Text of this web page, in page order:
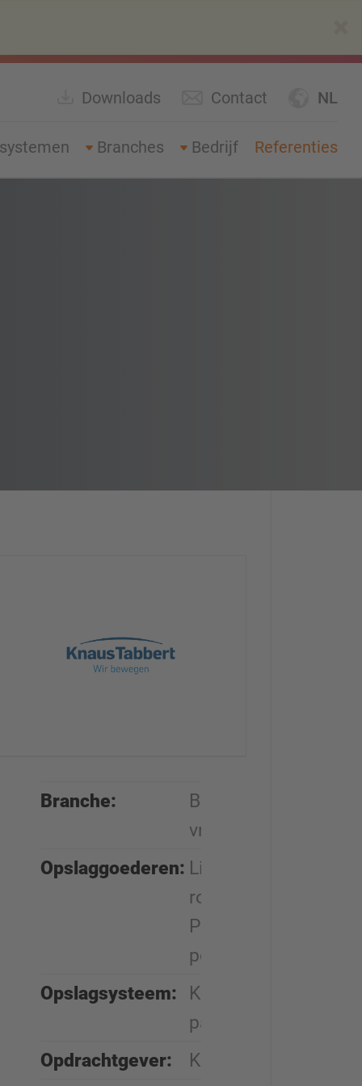
NL
Downloads Contact
Branches Bedrijf Referenties
Branche:
Bouw van
vrijetijdsvoertuigen
Opslaggoederen: Lijmen, aluminium-
rollen,
PVC-vloeren, houten
Opslagsysteem:
Kraagarm- en
palletstellingen
Opdrachtgever:
Knaus Tabbert AG